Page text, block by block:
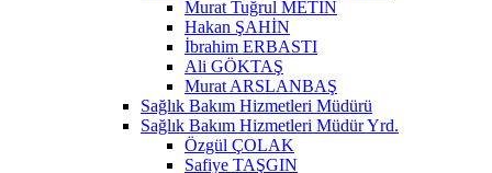
Murat Tuğrul METİN
Hakan ŞAHİN
İbrahim ERBASTI
Ali GÖKTAŞ
Murat ARSLANBAŞ
Sağlık Bakım Hizmetleri Müdürü
Sağlık Bakım Hizmetleri Müdür Yrd.
Özgül ÇOLAK
Safiye TAŞGIN